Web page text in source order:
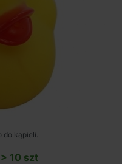
do kąpieli.
10 szt